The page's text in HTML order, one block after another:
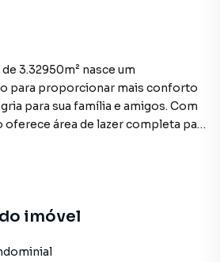
3.32950m² nasce um
para proporcionar mais conforto
para sua família e amigos. Com
área de lazer completa para
tranquila em um bairro que oferece
Preço e disponibilidade do
imóvel